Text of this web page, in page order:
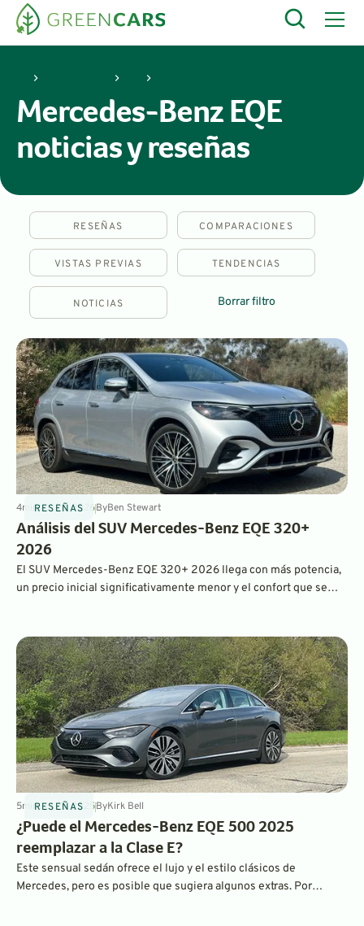
Mercedes-Benz EQE
noticias y reseñas
RESEÑAS COMPARACIONES
VISTAS PREVIAS TENDENCIAS
NOTICIAS Borrar filtro
RESEÑAS
4minJul 23, 2026ByBen Stewart
Análisis del SUV Mercedes-Benz EQE 320+
2026
El SUV Mercedes-Benz EQE 320+ 2026 llega con más potencia,
un precio inicial significativamente menor y el confort que se
superando fácilmente su estimación de la EPA.
RESEÑAS
5minJul 25, 2025ByKirk Bell
¿Puede el Mercedes-Benz EQE 500 2025
reemplazar a la Clase E?
Este sensual sedán ofrece el lujo y el estilo clásicos de
Mercedes, pero es posible que sugiera algunos extras. Por